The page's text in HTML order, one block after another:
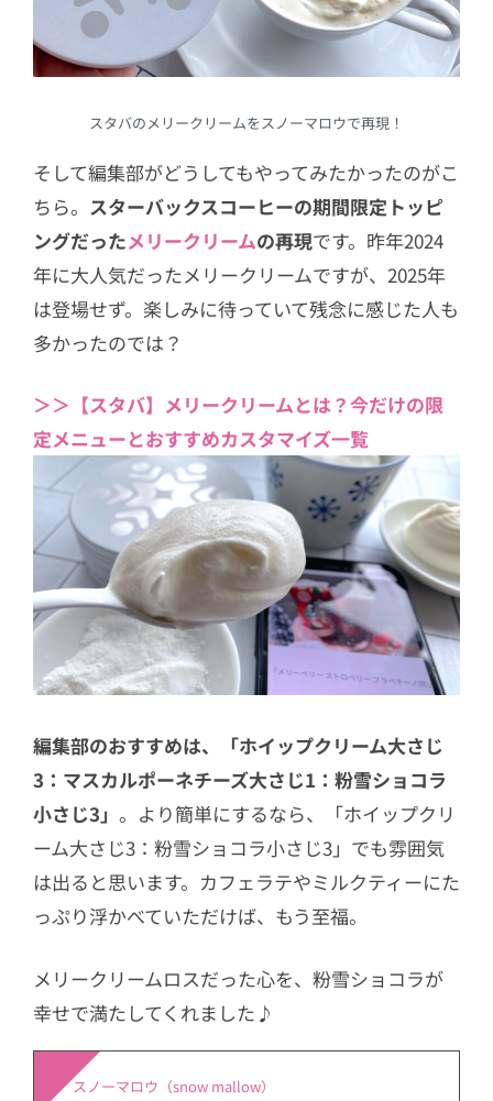
スタバのメリークリームをスノーマロウで再現！
そして編集部がどうしてもやってみたかったのがこ
ちら。 スターバックスコーヒーの期間限定トッピ
ングだったメリークリームの再現です。昨年2024
年に大人気だったメリークリームですが、2025年
は登場せず。楽しみに待っていて残念に感じた人も
多かったのでは？
＞＞【スタバ】メリークリームとは？今だけの限
定メニューとおすすめカスタマイズ一覧
編集部のおすすめは、「ホイップクリーム大さじ
3：マスカルポーネチーズ大さじ1：粉雪ショコラ
小さじ3」 。より簡単にするなら、「ホイップクリ
ーム大さじ3：粉雪ショコラ小さじ3」でも雰囲気
は出ると思います。カフェラテやミルクティーにた
っぷり浮かべていただけば、もう至福。
メリークリームロスだった心を、粉雪ショコラが
幸せで満たしてくれました♪
スノーマロウ（snow mallow）